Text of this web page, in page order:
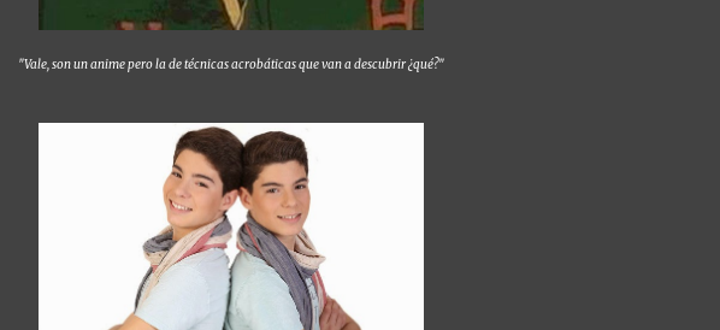
"Vale, son un anime pero la de técnicas acrobáticas que van a descubrir ¿qué?"